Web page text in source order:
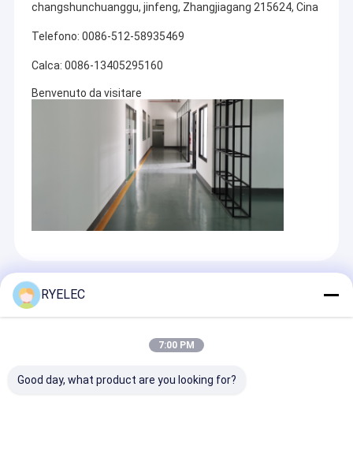
changshunchuanggu, jinfeng, Zhangjiagang 215624, Cina
Telefono: 0086-512-58935469
Calca: 0086-13405295160
Benvenuto da visitare
Recommended Products
RYELEC
7:00 PM
Good day, what product are you looking for?